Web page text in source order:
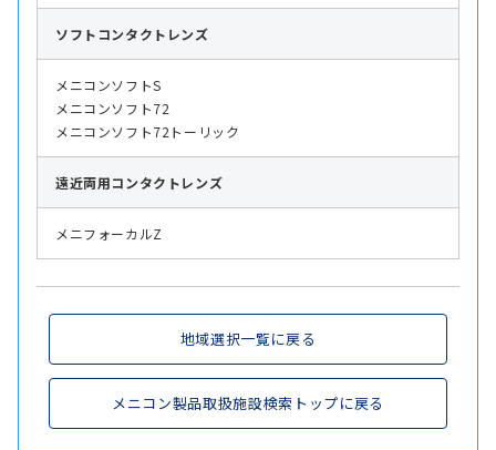
ソフト コンタクトレンズ
メニコンソフトS
メニコンソフト72
メニコンソフト72トーリック
遠近両用コンタクトレンズ
メニフォーカルZ
地域選択一覧に戻る
メニコン製品取扱施設検索トップに戻る